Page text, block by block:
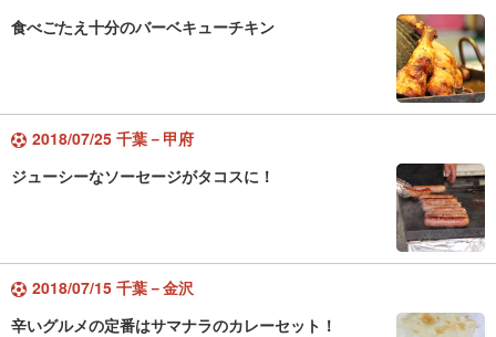
食べごたえ十分のバーベキューチキン
2018/07/25 千葉－甲府
ジューシーなソーセージがタコスに！
2018/07/15 千葉－金沢
辛いグルメの定番はサマナラのカレーセット！